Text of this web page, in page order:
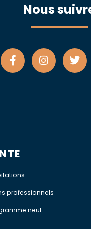
Nous
professionnels
neuf